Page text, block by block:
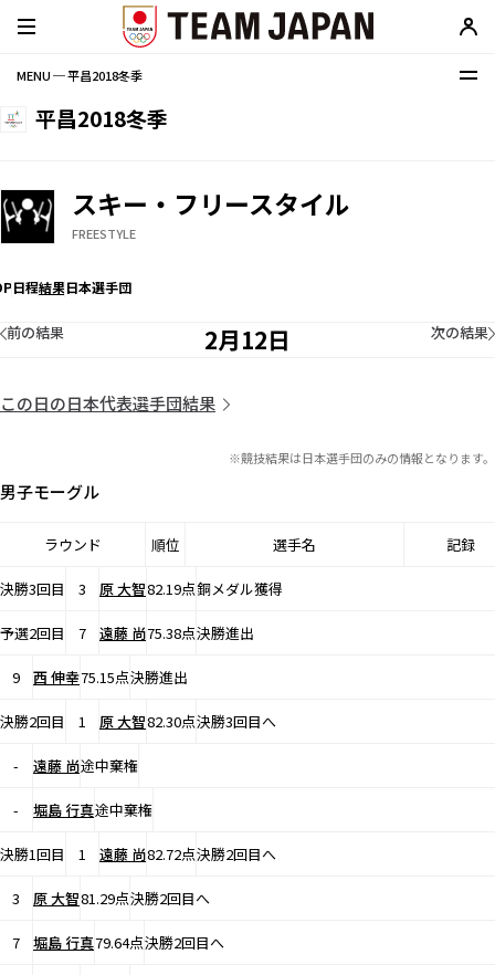
MENU ─ 平昌2018冬季
平昌2018冬季
スキー・フリースタイル
FREESTYLE
日程結果日本選手団
2月12日
前の結果 次の結果
この日の日本代表選手団結果
※競技結果は日本選手団のみの情報となります。
男子モーグル
ラウンド 順位 選手名 記録
決勝3回目 3 原 大智82.19点銅メダル獲得
予選2回目 7 遠藤 尚75.38点決勝進出
9 西 伸幸75.15点決勝進出
決勝2回目 1 原 大智82.30点決勝3回目へ
- 遠藤 尚途中棄権
- 堀島 行真途中棄権
決勝1回目 1 遠藤 尚82.72点決勝2回目へ
3 原 大智81.29点決勝2回目へ
7 堀島 行真79.64点決勝2回目へ